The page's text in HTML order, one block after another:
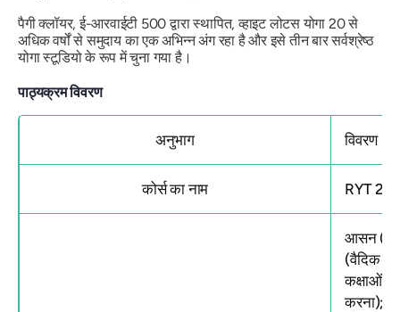
पैगी क्लॉयर, ई-आरवाईटी 500 द्वारा स्थापित, व्हाइट लोटस योगा 20 से
अधिक वर्षों से समुदाय का एक अभिन्न अंग रहा है और इसे तीन बारसर्वश्रेष्ठ
योगा स्टूडियो केरूप में चुना गया है।
पाठ्यक्रम विवरण
अनुभाग विवरण
कोर्स का नाम RYT 200
आसन
(वैदिक
कक्षाओं
करना);